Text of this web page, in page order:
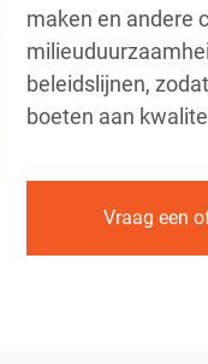
maken en andere
beleidslijnen,
boeten aan
Vraag een